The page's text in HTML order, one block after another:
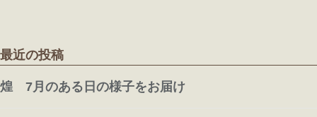
最近の投稿
煌 7月のある日の様子をお届け